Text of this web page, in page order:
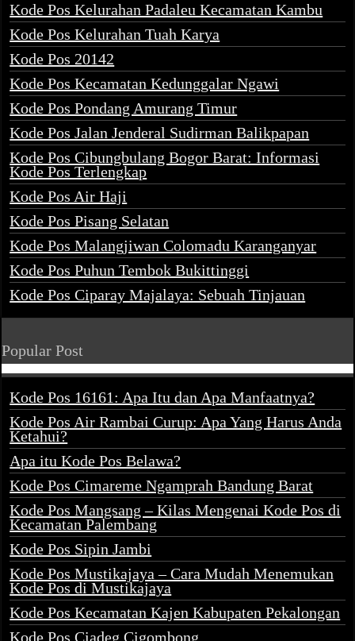
Kode Pos Kelurahan Padaleu Kecamatan Kambu
Kode Pos Kelurahan Tuah Karya
Kode Pos 20142
Kode Pos Kecamatan Kedunggalar Ngawi
Kode Pos Pondang Amurang Timur
Kode Pos Jalan Jenderal Sudirman Balikpapan
Kode Pos Cibungbulang Bogor Barat: Informasi
Kode Pos Terlengkap
Kode Pos Air Haji
Kode Pos Pisang Selatan
Kode Pos Malangjiwan Colomadu Karanganyar
Kode Pos Puhun Tembok Bukittinggi
Kode Pos Ciparay Majalaya: Sebuah Tinjauan
Popular Post
Kode Pos 16161: Apa Itu dan Apa Manfaatnya?
Kode Pos Air Rambai Curup: Apa Yang Harus Anda
Ketahui?
Apa itu Kode Pos Belawa?
Kode Pos Cimareme Ngamprah Bandung Barat
Kode Pos Mangsang – Kilas Mengenai Kode Pos di
Kecamatan Palembang
Kode Pos Sipin Jambi
Kode Pos Mustikajaya – Cara Mudah Menemukan
Kode Pos di Mustikajaya
Kode Pos Kecamatan Kajen Kabupaten Pekalongan
Kode Pos Ciadeg Cigombong